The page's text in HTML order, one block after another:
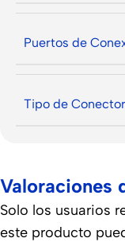
Puertos de
Tipo de Conector
Valoraciones
Solo los usuarios
este producto